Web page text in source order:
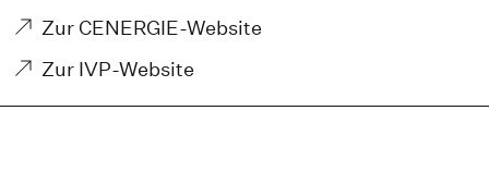
Zur CENERGIE-Website
Zur IVP-Website